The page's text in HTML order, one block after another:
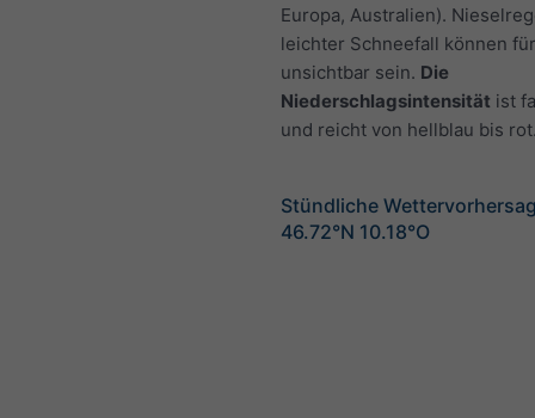
Europa, Australien).
leichter Schneefall können
unsichtbar sein. Die
Niederschlagsintensität ist
und reicht von hellblau bis
Stündliche
46.72°N 10.18°O